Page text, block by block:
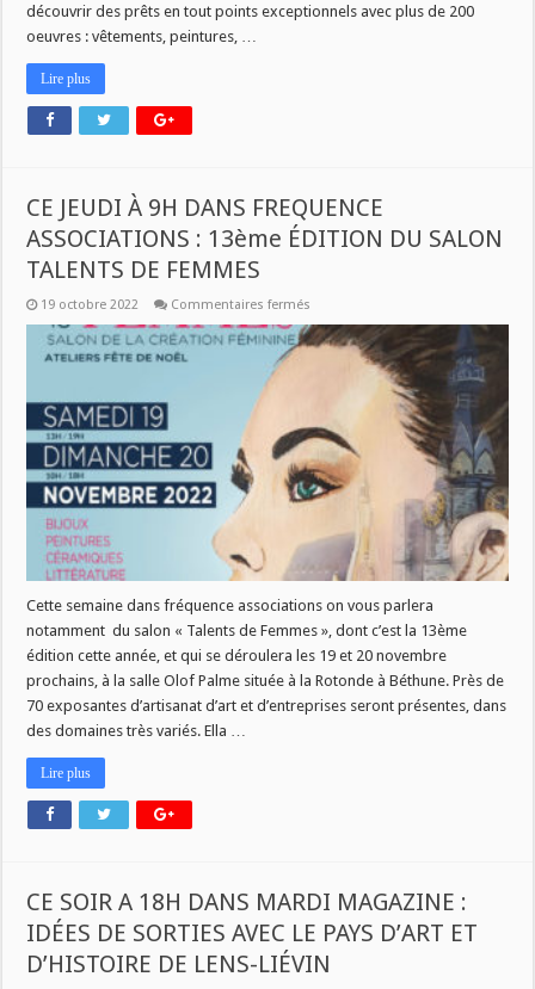
découvrir des prêts en tout points exceptionnels avec plus de 200
oeuvres : vêtements, peintures, …
Lire plus
CE JEUDI À 9H DANS FREQUENCE
ASSOCIATIONS : 13ème ÉDITION DU SALON
TALENTS DE FEMMES
19 octobre 2022 Commentaires fermés
JEUDI
À
FREQUENCE
ASSOCIATIONS
:
13ème
ÉDITION
DU
SALON
TALENTS
FEMMES
Cette semaine dans fréquence associations on vous parlera
notamment du salon « Talents de Femmes », dont c’est la 13ème
édition cette année, et qui se déroulera les 19 et 20 novembre
prochains, à la salle Olof Palme située à la Rotonde à Béthune. Près de
70 exposantes d’artisanat d’art et d’entreprises seront présentes, dans
des domaines très variés. Ella …
Lire plus
CE SOIR A 18H DANS MARDI MAGAZINE :
IDÉES DE SORTIES AVEC LE PAYS D’ART ET
D’HISTOIRE DE LENS-LIÉVIN